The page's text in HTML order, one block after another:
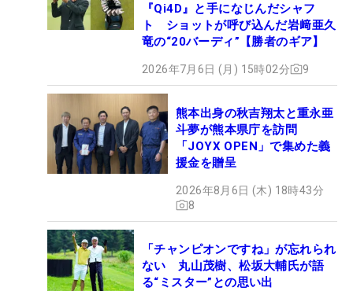
『Qi4D』と手になじんだシャフ
ト ショットが呼び込んだ岩﨑亜久
竜の“20バーディ”【勝者のギア】
2026年7月6日 (月) 15時02分 9
熊本出身の秋吉翔太と重永亜
斗夢が熊本県庁を訪問
「JOYX OPEN」で集めた義
援金を贈呈
2026年8月6日 (木) 18時43分
8
「チャンピオンですね」が忘れられ
ない 丸山茂樹、松坂大輔氏が語
る“ミスター”との思い出